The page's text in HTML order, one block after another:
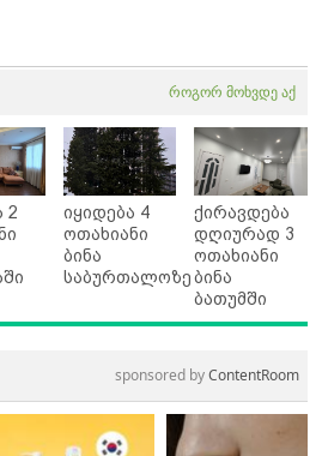
როგორ მოხვდე აქ
2
იყიდება 4
ოთახიანი
ბინა
საბურთალოზე
ქირავდება
დღიურად 3
ოთახიანი
ბინა
ბათუმში
sponsored byContentRoom